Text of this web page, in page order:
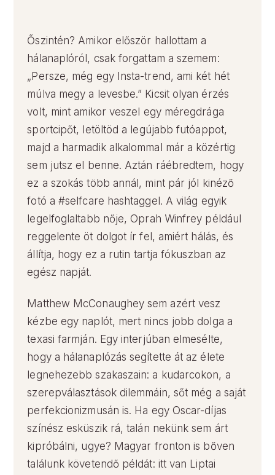
Őszintén? Amikor először hallottam a
hálanaplóról, csak forgattam a szemem:
„Persze, még egy Insta-trend, ami két hét
múlva megy a levesbe.” Kicsit olyan érzés
volt, mint amikor veszel egy méregdrága
sportcipőt, letöltöd a legújabb futóappot,
majd a harmadik alkalommal már a közértig
sem jutsz el benne. Aztán ráébredtem, hogy
ez a szokás több annál, mint pár jól kinéző
fotó a #selfcare hashtaggel. A világ egyik
legelfoglaltabb nője, Oprah Winfrey például
reggelente öt dolgot ír fel, amiért hálás, és
állítja, hogy ez a rutin tartja fókuszban az
egész napját.
Matthew McConaughey sem azért vesz
kézbe egy naplót, mert nincs jobb dolga a
texasi farmján. Egy interjúban elmesélte,
hogy a hálanaplózás segítette át az élete
legnehezebb szakaszain: a kudarcokon, a
szerepválasztások dilemmáin, sőt még a saját
perfekcionizmusán is. Ha egy Oscar-díjas
színész esküszik rá, talán nekünk sem árt
kipróbálni, ugye? Magyar fronton is bőven
találunk követendő példát: itt van Liptai